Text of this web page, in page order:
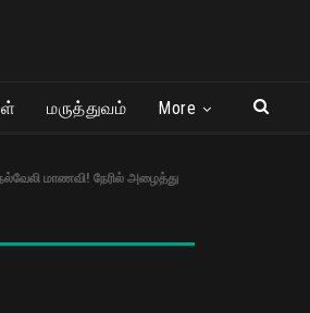
மருத்துவம் More
மாணவி! நேரில் அழைத்து